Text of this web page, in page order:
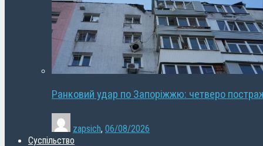
Ранковий удар по Запоріжжю: четверо
zapsich, 06/08/2026
Суспільство